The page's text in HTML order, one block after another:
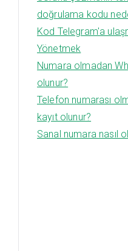
doğrulama kodu
Kod Telegram'a
Yönetmek
Numara olmadan
olunur?
Telefon numarası
kayıt olunur?
Sanal numara nasıl